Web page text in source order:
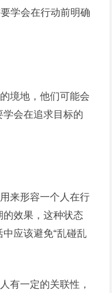
学会在行动前明确
境地，他们可能会
会在追求目标的
来形容一个人在行
的效果，这种状态
应该避免“乱碰乱
有一定的关联性，